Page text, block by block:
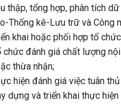
thập, tổng hợp, phân tích
Thống kê-Lưu trữ và Công
khai hoặc phối hợp tổ
chức đánh giá chất lượng
thừa nhận;
hiện đánh giá việc tuân
dựng và triển khai thực